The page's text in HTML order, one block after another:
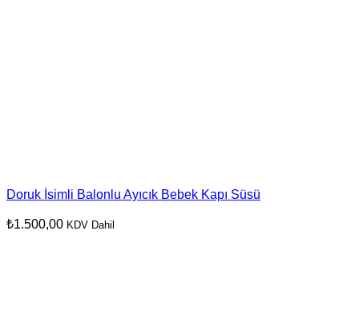
Doruk İsimli Balonlu Ayıcık Bebek Kapı Süsü
₺1.500,00 KDV Dahil